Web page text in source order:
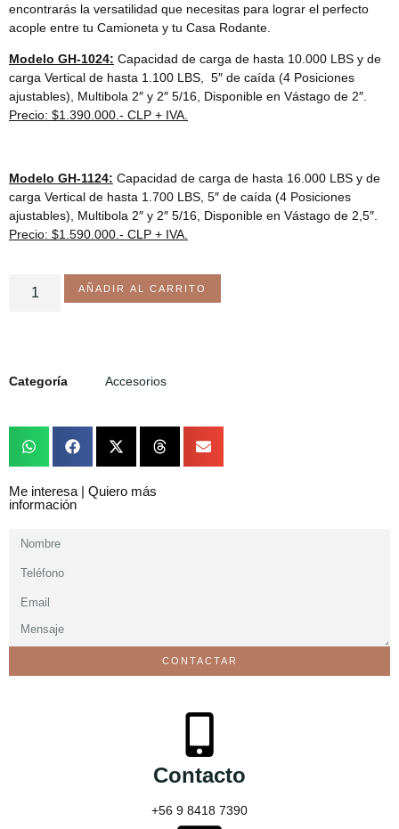
encontrarás la versatilidad que necesitas para lograr el perfecto
acople entre tu Camioneta y tu Casa Rodante.
Modelo GH-1024: Capacidad de carga de hasta 10.000 LBS y de
carga Vertical de hasta 1.100 LBS, 5″ de caída (4 Posiciones
ajustables), Multibola 2″ y 2″ 5/16, Disponible en Vástago de 2″.
Precio: $1.390.000.- CLP + IVA.
Modelo GH-1124: Capacidad de carga de hasta 16.000 LBS y de
carga Vertical de hasta 1.700 LBS, 5″ de caída (4 Posiciones
ajustables), Multibola 2″ y 2″ 5/16, Disponible en Vástago de 2,5″.
Precio: $1.590.000.- CLP + IVA.
AÑADIR AL CARRITO
Categoría Accesorios
Me interesa | Quiero más
información
CONTACTAR
Contacto
+56 9 8418 7390